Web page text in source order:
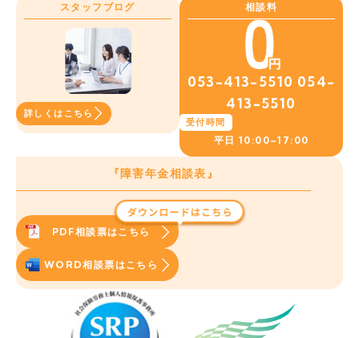
スタッフブログ
詳しくはこちら
相談料
053-413-5510 054-
413-5510
受付時間
平日 10:00~17:00
『障害年金相談表』
PDF相談票はこちら
WORD相談票はこちら